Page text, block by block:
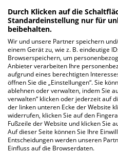
Mehr
FAQ
Hier ﬁnden Sie häuﬁg
Wie lautet die Adresse
Gesundheitszentrum
Durch Klicken auf die
Standardeinstellung nur für
beibehalten.
Wir und unsere Partner speichern
einem Gerät zu, wie z. B. eindeutige
Browserspeichern, um
Anbieter verarbeiten Ihre
aufgrund eines berechtigten
öffnen Sie die „Einstellungen“. Sie
ablehnen oder verwalten, indem Sie
verwalten“ klicken oder jederzeit auf
der linken unteren Ecke der Website
widerrufen, klicken Sie auf den
Fußzeile der Website und klicken Sie
Auf dieser Seite können Sie Ihre
Entscheidungen werden unseren
Einfluss auf die Browserdaten.